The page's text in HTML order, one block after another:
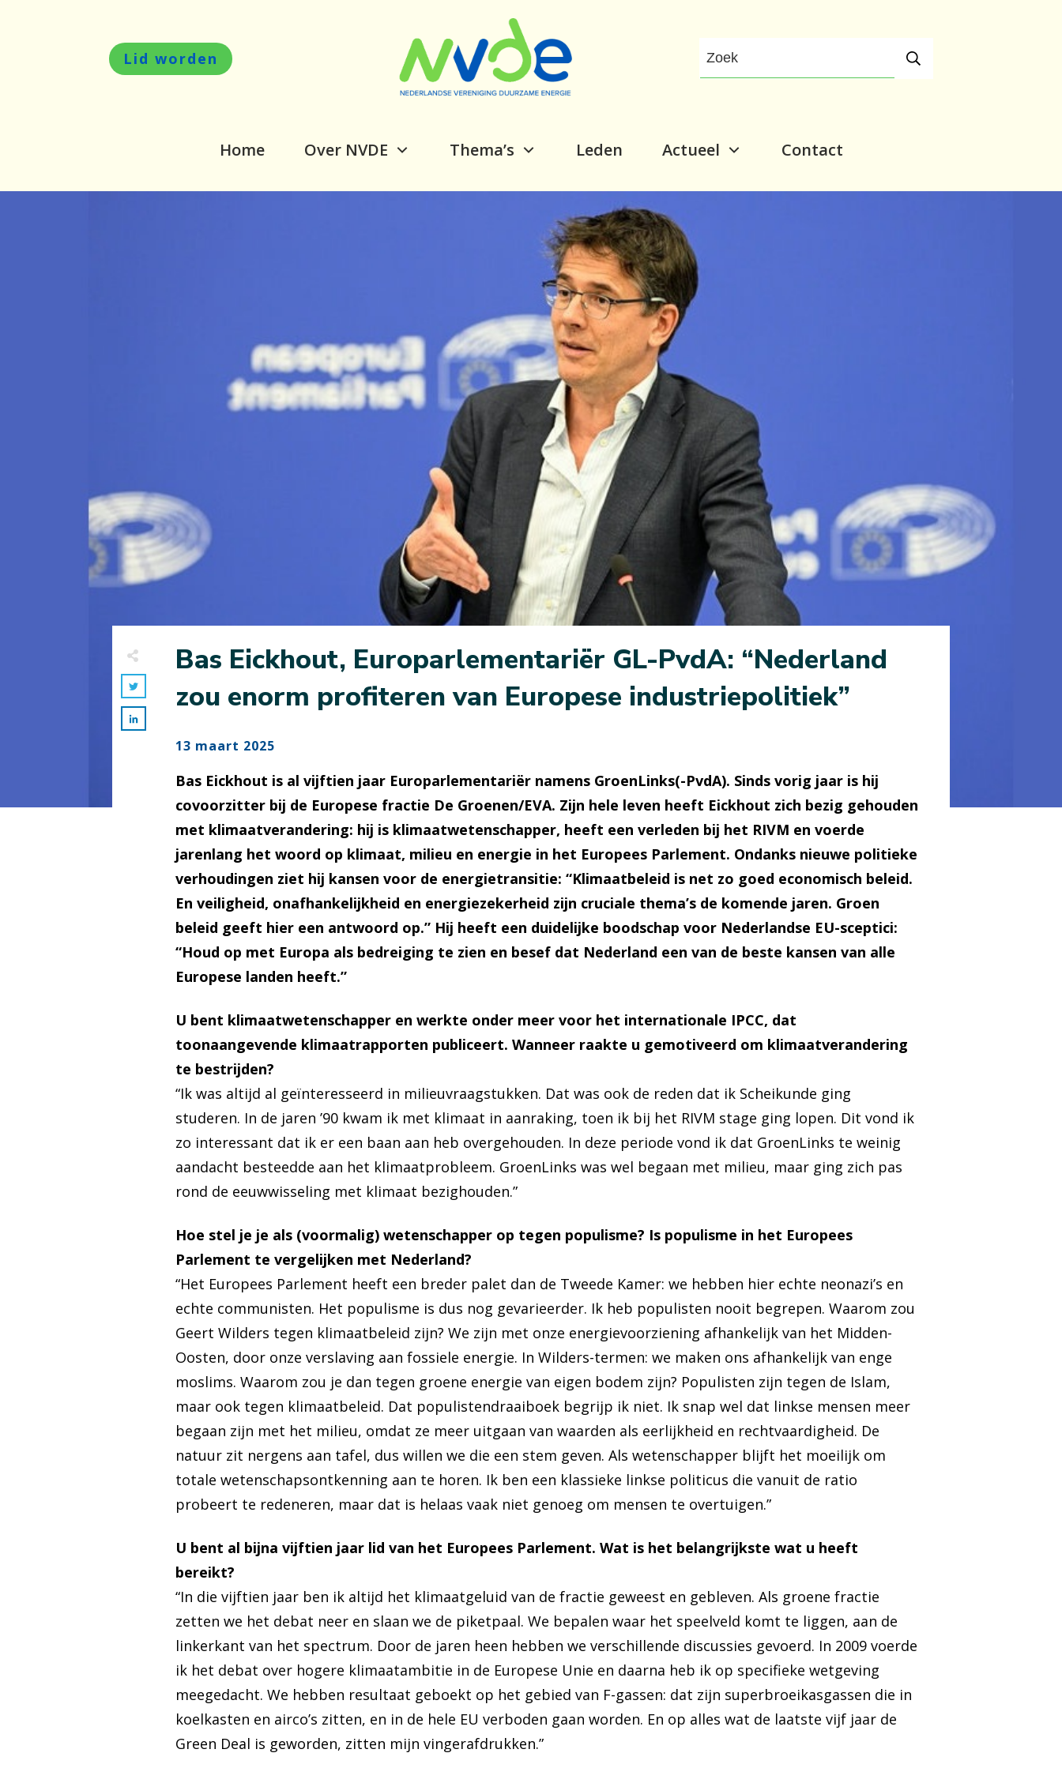
Lid worden
Home Over NVDE Thema’s Leden Actueel Contact
Bas Eickhout, Europarlementariër GL-PvdA: “Nederland
zou enorm profiteren van Europese industriepolitiek”
13 maart 2025
Bas Eickhout is al vijftien jaar Europarlementariër namens GroenLinks(-PvdA). Sinds vorig jaar is hij
covoorzitter bij de Europese fractie De Groenen/EVA. Zijn hele leven heeft Eickhout zich bezig gehouden
met klimaatverandering: hij is klimaatwetenschapper, heeft een verleden bij het RIVM en voerde
jarenlang het woord op klimaat, milieu en energie in het Europees Parlement. Ondanks nieuwe politieke
verhoudingen ziet hij kansen voor de energietransitie: “Klimaatbeleid is net zo goed economisch beleid.
En veiligheid, onafhankelijkheid en energiezekerheid zijn cruciale thema’s de komende jaren. Groen
beleid geeft hier een antwoord op.” Hij heeft een duidelijke boodschap voor Nederlandse EU-sceptici:
“Houd op met Europa als bedreiging te zien en besef dat Nederland een van de beste kansen van alle
Europese landen heeft.”
U bent klimaatwetenschapper en werkte onder meer voor het internationale IPCC, dat
toonaangevende klimaatrapporten publiceert. Wanneer raakte u gemotiveerd om klimaatverandering
te bestrijden?
“Ik was altijd al geïnteresseerd in milieuvraagstukken. Dat was ook de reden dat ik Scheikunde ging
studeren. In de jaren ’90 kwam ik met klimaat in aanraking, toen ik bij het RIVM stage ging lopen. Dit vond ik
zo interessant dat ik er een baan aan heb overgehouden. In deze periode vond ik dat GroenLinks te weinig
aandacht besteedde aan het klimaatprobleem. GroenLinks was wel begaan met milieu, maar ging zich pas
rond de eeuwwisseling met klimaat bezighouden.”
Hoe stel je je als (voormalig) wetenschapper op tegen populisme? Is populisme in het Europees
Parlement te vergelijken met Nederland?
“Het Europees Parlement heeft een breder palet dan de Tweede Kamer: we hebben hier echte neonazi’s en
echte communisten. Het populisme is dus nog gevarieerder. Ik heb populisten nooit begrepen. Waarom zou
Geert Wilders tegen klimaatbeleid zijn? We zijn met onze energievoorziening afhankelijk van het Midden-
Oosten, door onze verslaving aan fossiele energie. In Wilders-termen: we maken ons afhankelijk van enge
moslims. Waarom zou je dan tegen groene energie van eigen bodem zijn? Populisten zijn tegen de Islam,
maar ook tegen klimaatbeleid. Dat populistendraaiboek begrijp ik niet. Ik snap wel dat linkse mensen meer
begaan zijn met het milieu, omdat ze meer uitgaan van waarden als eerlijkheid en rechtvaardigheid. De
natuur zit nergens aan tafel, dus willen we die een stem geven. Als wetenschapper blijft het moeilijk om
totale wetenschapsontkenning aan te horen. Ik ben een klassieke linkse politicus die vanuit de ratio
probeert te redeneren, maar dat is helaas vaak niet genoeg om mensen te overtuigen.”
U bent al bijna vijftien jaar lid van het Europees Parlement. Wat is het belangrijkste wat u heeft
bereikt?
“In die vijftien jaar ben ik altijd het klimaatgeluid van de fractie geweest en gebleven. Als groene fractie
zetten we het debat neer en slaan we de piketpaal. We bepalen waar het speelveld komt te liggen, aan de
linkerkant van het spectrum. Door de jaren heen hebben we verschillende discussies gevoerd. In 2009 voerde
ik het debat over hogere klimaatambitie in de Europese Unie en daarna heb ik op specifieke wetgeving
meegedacht. We hebben resultaat geboekt op het gebied van F-gassen: dat zijn superbroeikasgassen die in
koelkasten en airco’s zitten, en in de hele EU verboden gaan worden. En op alles wat de laatste vijf jaar de
Green Deal is geworden, zitten mijn vingerafdrukken.”